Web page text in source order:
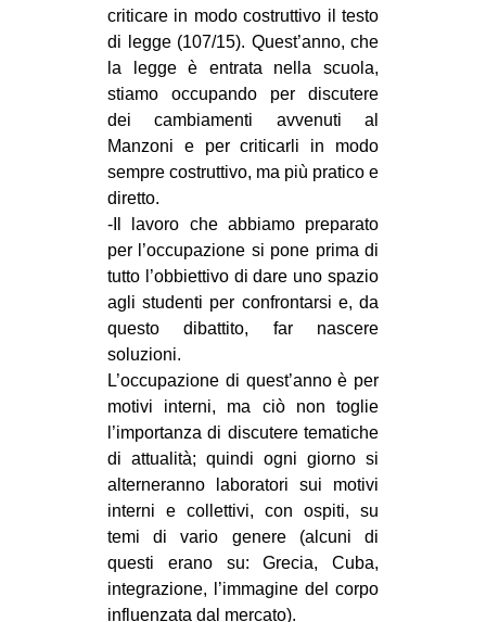
ESTREMO ORIENTE
EUROPA
MEDIO ORIENTE
MONDO
EVENTI
in
Fb
tw
ms
SEARCH
criticare in modo costruttivo il testo
di legge (107/15). Quest’anno, che
la legge è entrata nella scuola,
stiamo occupando per discutere
dei cambiamenti avvenuti al
Manzoni e per criticarli in modo
sempre costruttivo, ma più pratico e
diretto.
-Il lavoro che abbiamo preparato
per l’occupazione si pone prima di
tutto l’obbiettivo di dare uno spazio
agli studenti per confrontarsi e, da
questo dibattito, far nascere
soluzioni.
L’occupazione di quest’anno è per
motivi interni, ma ciò non toglie
l’importanza di discutere tematiche
di attualità; quindi ogni giorno si
alterneranno laboratori sui motivi
interni e collettivi, con ospiti, su
temi di vario genere (alcuni di
questi erano su: Grecia, Cuba,
integrazione, l’immagine del corpo
influenzata dal mercato).